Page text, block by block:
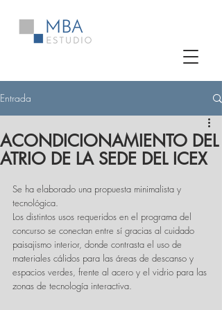
Entrada
ACONDICIONAMIENTO DEL
ATRIO DE LA SEDE DEL ICEX
Se ha elaborado una propuesta minimalista y
tecnológica.
Los distintos usos requeridos en el programa del
concurso se conectan entre sí gracias al cuidado
paisajismo interior, donde contrasta el uso de
materiales cálidos para las áreas de descanso y
espacios verdes, frente al acero y el vidrio para las
zonas de tecnología interactiva.